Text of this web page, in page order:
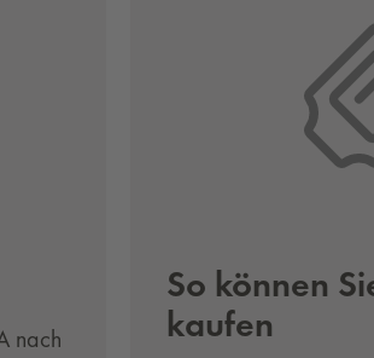
nach
So kön­nen
kau­fen